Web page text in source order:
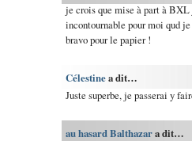
je crois que mise à part à
incontournable pour moi qud
bravo pour le papier !
Célestinea dit…
Juste superbe, je passerai y
au hasard Balthazara dit…